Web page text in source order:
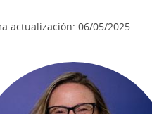
actualización: 06/05/2025